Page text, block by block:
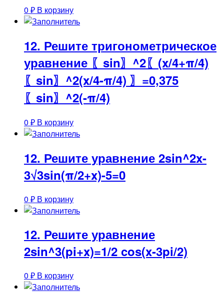
0 ₽ В корзину
12. Решите тригонометрическое
уравнение 〖sin〗^2⁡〖(x/4+π/4)
〖sin〗^2⁡(x/4-π/4) 〗=0,375
〖sin〗^2⁡(-π/4)
0 ₽ В корзину
12. Решите уравнение 2sin^2x-
3√3sin(π/2+x)-5=0
0 ₽ В корзину
12. Решите уравнение
2sin^3(pi+x)=1/2 cos(x-3pi/2)
0 ₽ В корзину